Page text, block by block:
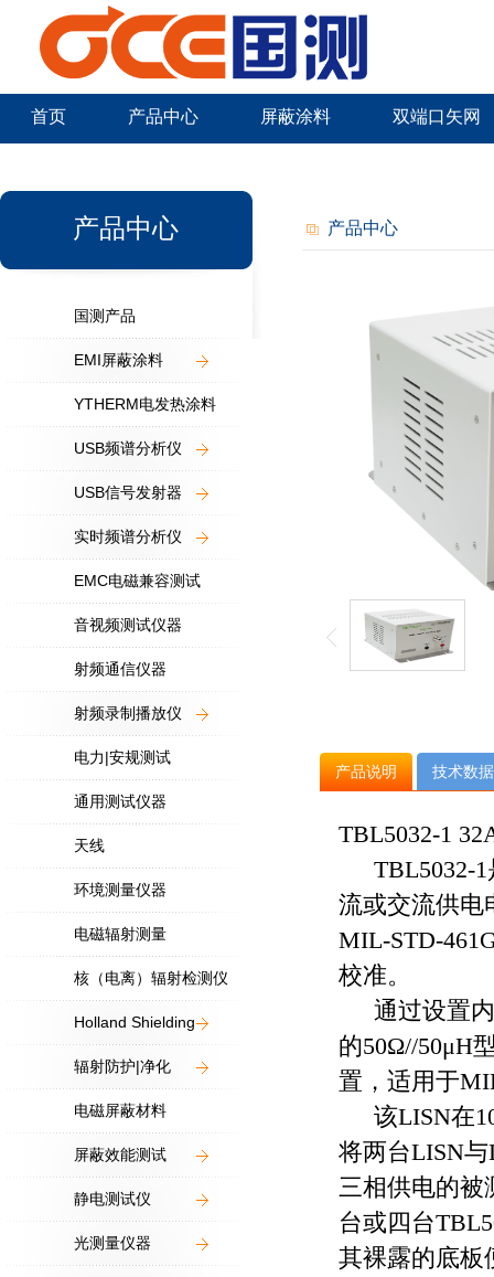
首页 产品中心 屏蔽涂料 双端口矢网
产品中心
国测产品
EMI屏蔽涂料
YTHERM电发热涂料
USB频谱分析仪
USB信号发射器
实时频谱分析仪
EMC电磁兼容测试
音视频测试仪器
射频通信仪器
射频录制播放仪
电力|安规测试
通用测试仪器
天线
环境测量仪器
电磁辐射测量
核（电离）辐射检测仪
Holland Shielding
辐射防护|净化
电磁屏蔽材料
屏蔽效能测试
静电测试仪
光测量仪器
产品中心
产品说明 技术数据
TBL5032-1
TBL5032-
流或交流供电
MIL-STD-
校准。
通过设置
的50Ω//50μH
置，适用于
该LISN在
将两台LISN与
三相供电的被
台或四台
其裸露的底板